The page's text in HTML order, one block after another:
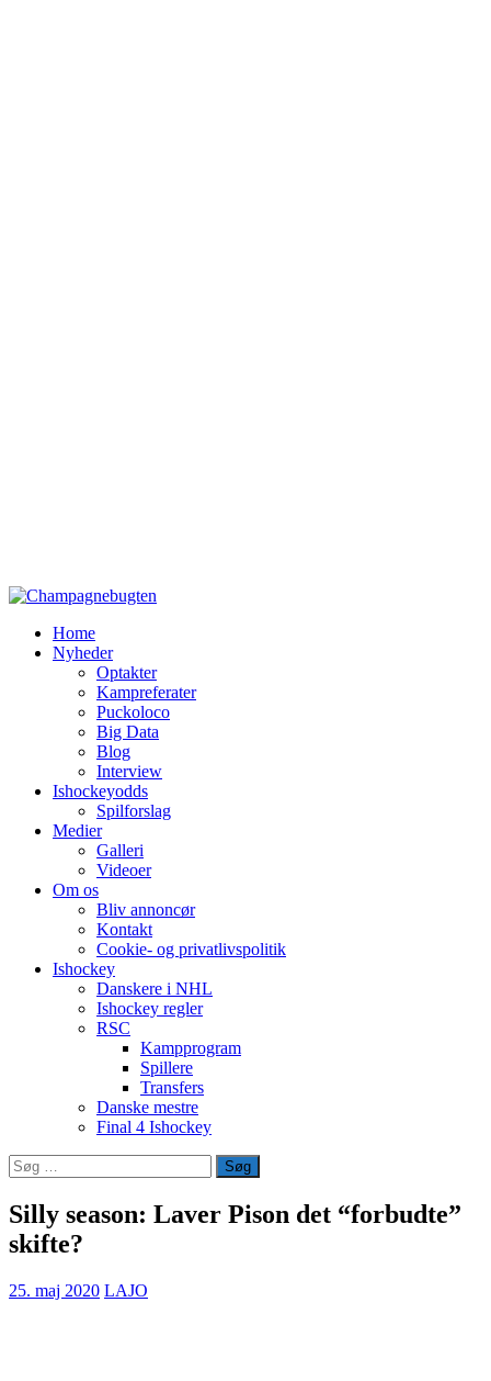
Home
Nyheder
Optakter
Kampreferater
Puckoloco
Big Data
Blog
Interview
Ishockeyodds
Spilforslag
Medier
Galleri
Videoer
Om os
Bliv annoncør
Kontakt
Cookie- og privatlivspolitik
Ishockey
Danskere i NHL
Ishockey regler
RSC
Kampprogram
Spillere
Transfers
Danske mestre
Final 4 Ishockey
Søg
efter:
Silly season: Laver Pison det “forbudte”
skifte?
25. maj 2020 LAJO